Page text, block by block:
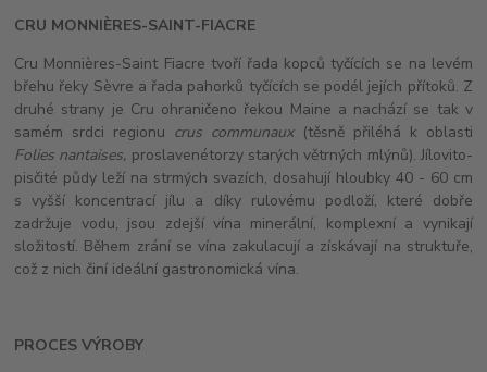
CRU MONNIÈRES-SAINT-FIACRE
Cru Monnières-Saint Fiacre tvoří řada kopců tyčících se na levém
břehu řeky Sèvre a řada pahorků tyčících se podél jejích přítoků. Z
druhé strany je Cru ohraničeno řekou Maine a nachází se tak v
samém srdci regionu crus communaux (těsně přiléhá k oblasti
Folies nantaises, proslavenétorzy starých větrných mlýnů). Jílovito-
pisčité půdy leží na strmých svazích, dosahují hloubky 40 - 60 cm
s vyšší koncentrací jílu a díky rulovému podloží, které dobře
zadržuje vodu, jsou zdejší vína minerální, komplexní a vynikají
složitostí. Během zrání se vína zakulacují a získávají na struktuře,
což z nich činí ideální gastronomická vína.
PROCES VÝROBY